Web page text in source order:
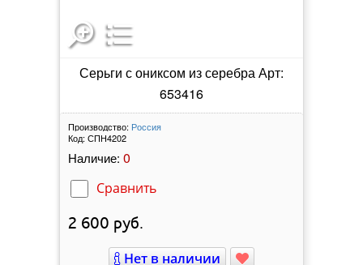
Серьги с ониксом из серебра Арт:
653416
Производство: Россия
Код: СПН4202
Наличие: 0
Сравнить
2 600 руб.
Нет в наличии